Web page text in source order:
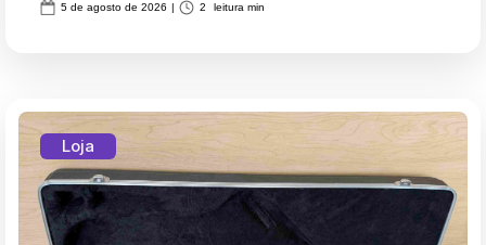
5 de agosto de 2026 2 leitura min
Loja